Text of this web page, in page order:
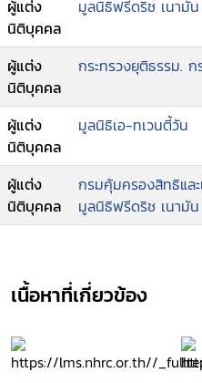
ผู้แต่ง
นิติบุคคล
มูลนิธิฟรีดริช เนามัน
ผู้แต่ง
นิติบุคคล
กระทรวงยุติธรรม.
ผู้แต่ง
นิติบุคคล
มูลนิธิเอ-ทเวนตี้วัน
ผู้แต่ง
นิติบุคคล
กรมคุ้มครองสิทธิแล
มูลนิธิฟรีดริช เนามัน
เนื้อหาที่เกี่ยวข้อง